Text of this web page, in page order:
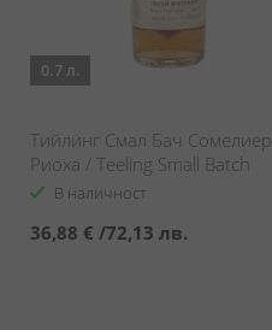
0.7 л.
Тийлинг Смал Бач Сомелиер
Риоха / Teeling Small Batch
Sommelier Rioja
В наличност
36,88 € /72,13 лв.